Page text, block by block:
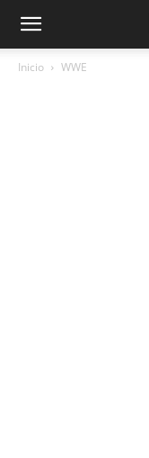
Inicio WWE